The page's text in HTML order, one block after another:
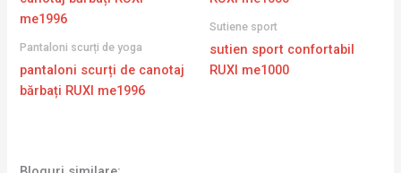
Pantaloni scurți de yoga
pantaloni scurți de canotaj
bărbați RUXI me1996
Sutiene sport
sutien sport confortabil
RUXI me1000